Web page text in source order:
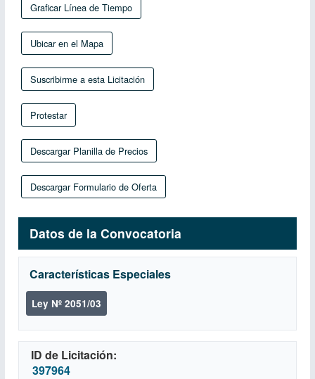
Graficar Línea de Tiempo
Ubicar en el Mapa
Suscribirme a esta Licitación
Protestar
Descargar Planilla de Precios
Descargar Formulario de Oferta
Datos de la Convocatoria
Características Especiales
Ley Nº 2051/03
ID de Licitación
397964